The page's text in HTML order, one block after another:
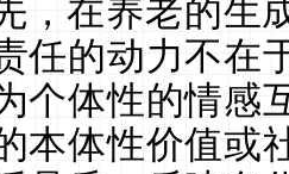
，在养老的生
任的动力不在
个体性的情感
本体性价值或